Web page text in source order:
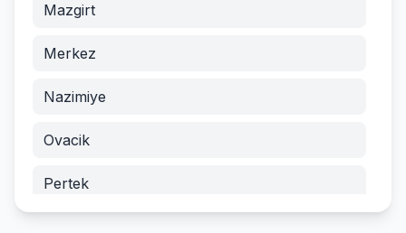
Mazgirt
Merkez
Nazimiye
Ovacik
Pertek